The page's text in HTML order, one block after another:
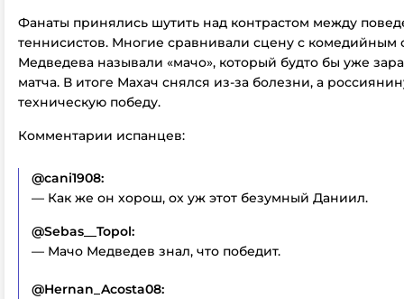
Фанаты принялись шутить над контрастом между
теннисистов. Многие сравнивали сцену с комедийным
Медведева называли «мачо», который будто бы уже
матча. В итоге Махач снялся из-за болезни, а
техническую победу.
Комментарии испанцев:
@cani1908:
— Как же он хорош, ох уж этот безумный Даниил.
@Sebas__Topol:
— Мачо Медведев знал, что победит.
@Hernan_Acosta08: